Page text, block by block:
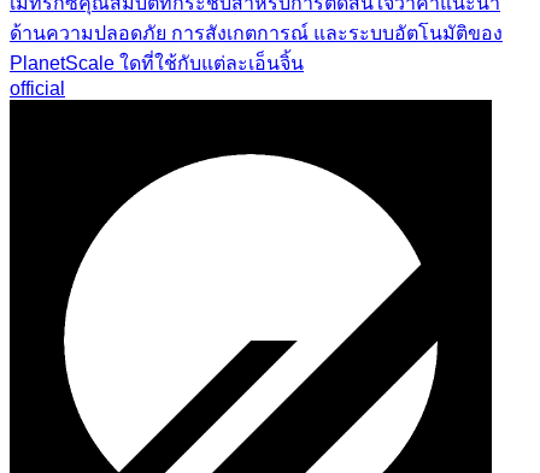
ด้านความปลอดภัย การสังเกตการณ์ และระบบอัตโนมัติของ
PlanetScale ใดที่ใช้กับแต่ละเอ็นจิ้น
official